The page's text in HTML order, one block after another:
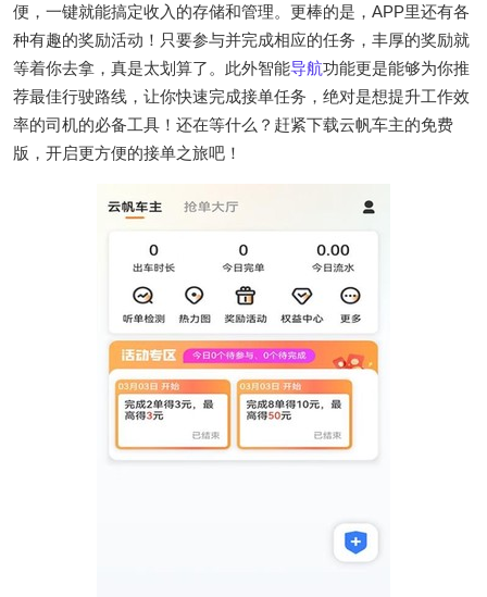
便，一键就能搞定收入的存储和管理。更棒的是，APP里还有各
种有趣的奖励活动！只要参与并完成相应的任务，丰厚的奖励就
等着你去拿，真是太划算了。此外智能导航功能更是能够为你推
荐最佳行驶路线，让你快速完成接单任务，绝对是想提升工作效
率的司机的必备工具！还在等什么？赶紧下载云帆车主的免费
版，开启更方便的接单之旅吧！